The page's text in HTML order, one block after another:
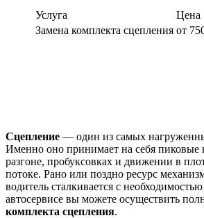
Услуга
Цена
Замена комплекта сцепления от
Сцепление — один из самых
Именно оно принимает на себя пиковые
разгоне, пробуксовках и движении в
потоке. Рано или поздно ресурс
водитель сталкивается с
автосервисе вы можете осуществить
комплекта сцепления.